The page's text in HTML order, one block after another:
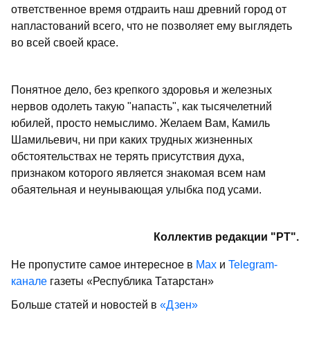
ответственное время отдраить наш древний город от
напластований всего, что не позволяет ему выглядеть
во всей своей красе.
Понятное дело, без крепкого здоровья и железных
нервов одолеть такую "напасть", как тысячелетний
юбилей, просто немыслимо. Желаем Вам, Камиль
Шамильевич, ни при каких трудных жизненных
обстоятельствах не терять присутствия духа,
признаком которого является знакомая всем нам
обаятельная и неунывающая улыбка под усами.
Коллектив редакции "РТ".
Не пропустите самое интересное в Max и Telegram-
канале газеты «Республика Татарстан»
Больше статей и новостей в «Дзен»